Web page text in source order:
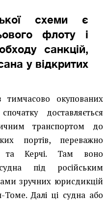
схеми є
флоту і
санкцій,
у відкритих
окупованих
доставляється
транспортом до
портів, переважно
та Керчі. Там воно
під російським
зручних юрисдикцій
Далі ці судна або